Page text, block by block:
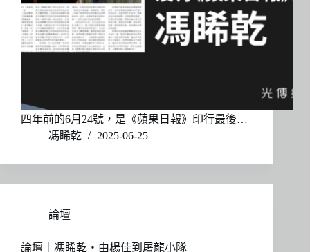
四年前的6月24號，是《蘋果日報》印行最後…
馮睎乾
2025-06-25
論壇
論壇｜馮睎乾・由楊佳到屠龍小隊